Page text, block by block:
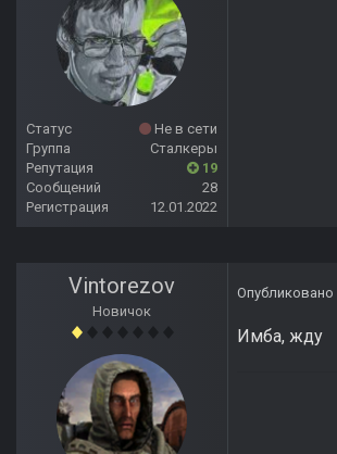
Статус
Не в сети
Группа
Сталкеры
Репутация
19
Сообщений
28
Регистрация
12.01.2022
Vintorezov
Новичок
Опубликовано
Имба, жду